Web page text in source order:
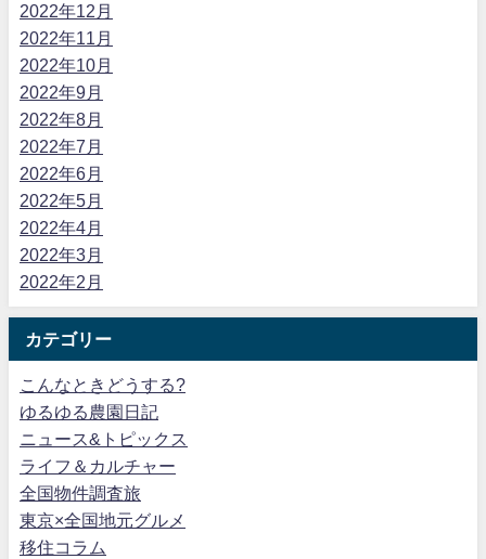
2022年12月
2022年11月
2022年10月
2022年9月
2022年8月
2022年7月
2022年6月
2022年5月
2022年4月
2022年3月
2022年2月
カテゴリー
こんなときどうする?
ゆるゆる農園日記
ニュース&トピックス
ライフ＆カルチャー
全国物件調査旅
東京×全国地元グルメ
移住コラム